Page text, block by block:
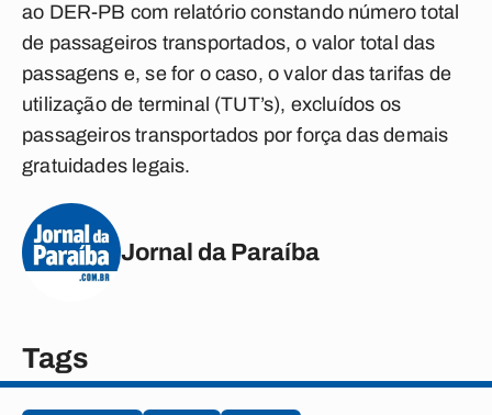
ao DER-PB com relatório constando número total
de passageiros transportados, o valor total das
passagens e, se for o caso, o valor das tarifas de
utilização de terminal (TUT’s), excluídos os
passageiros transportados por força das demais
gratuidades legais.
Jornal da Paraíba
Tags